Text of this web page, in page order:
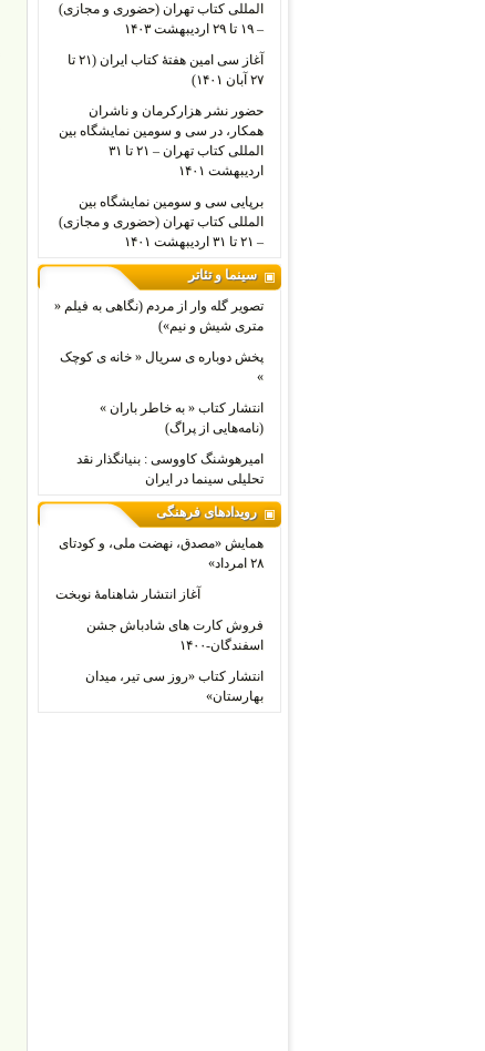
المللی کتاب تهران (حضوری و مجازی)
– ۱۹ تا ۲۹ اردیبهشت ۱۴۰۳
آغاز سی امین هفتۀ کتاب ایران (۲۱ تا
۲۷ آبان ۱۴۰۱)
حضور نشر هزارکرمان و ناشران
همکار، در سی و سومین نمایشگاه بین
المللی کتاب تهران – ۲۱ تا ۳۱
اردیبهشت ۱۴۰۱
برپایی سی و سومین نمایشگاه بین
المللی کتاب تهران (حضوری و مجازی)
– ۲۱ تا ۳۱ اردیبهشت ۱۴۰۱
سینما و تئاتر
تصویر گله وار از مردم (نگاهی به فیلم «
متری شیش و نیم»)
پخش دوباره ی سریال « خانه ی کوچک
»
انتشار کتاب « به خاطر باران »
(نامه‌هایی از پراگ)
امیرهوشنگ کاووسی : بنیانگذار نقد
تحلیلی سینما در ایران
رویدادهای فرهنگی
همایش «مصدق، نهضت ملی، و کودتای
۲۸ امرداد»
آغاز انتشار شاهنامۀ نوبخت
فروش کارت های شادباش جشن
اسفندگان-۱۴۰۰
انتشار کتاب «روز سی تیر، میدان
بهارستان»